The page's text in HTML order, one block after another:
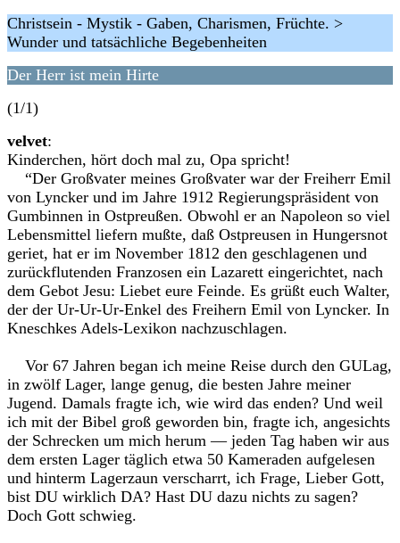
Christsein - Mystik - Gaben, Charismen, Früchte. >
Wunder und tatsächliche Begebenheiten
Der Herr ist mein Hirte
(1/1)
velvet:
Kinderchen, hört doch mal zu, Opa spricht!
“Der Großvater meines Großvater war der Freiherr Emil
von Lyncker und im Jahre 1912 Regierungspräsident von
Gumbinnen in Ostpreußen. Obwohl er an Napoleon so viel
Lebensmittel liefern mußte, daß Ostpreusen in Hungersnot
geriet, hat er im November 1812 den geschlagenen und
zurückflutenden Franzosen ein Lazarett eingerichtet, nach
dem Gebot Jesu: Liebet eure Feinde. Es grüßt euch Walter,
der der Ur-Ur-Ur-Enkel des Freihern Emil von Lyncker. In
Kneschkes Adels-Lexikon nachzuschlagen.
Vor 67 Jahren began ich meine Reise durch den GULag,
in zwölf Lager, lange genug, die besten Jahre meiner
Jugend. Damals fragte ich, wie wird das enden? Und weil
ich mit der Bibel groß geworden bin, fragte ich, angesichts
der Schrecken um mich herum — jeden Tag haben wir aus
dem ersten Lager täglich etwa 50 Kameraden aufgelesen
und hinterm Lagerzaun verscharrt, ich Frage, Lieber Gott,
bist DU wirklich DA? Hast DU dazu nichts zu sagen?
Doch Gott schwieg.